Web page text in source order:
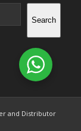
Search
and Distributor